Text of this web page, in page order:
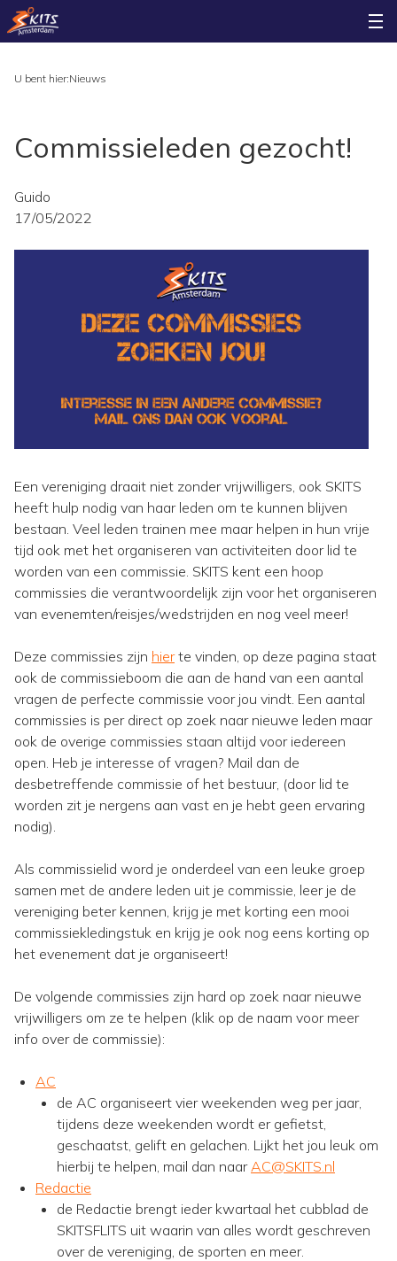
U bent hier:Nieuws
Commissieleden gezocht!
Guido
17/05/2022
Een vereniging draait niet zonder vrijwilligers, ook SKITS
heeft hulp nodig van haar leden om te kunnen blijven
bestaan. Veel leden trainen mee maar helpen in hun vrije
tijd ook met het organiseren van activiteiten door lid te
worden van een commissie. SKITS kent een hoop
commissies die verantwoordelijk zijn voor het organiseren
van evenemten/reisjes/wedstrijden en nog veel meer!
Deze commissies zijn hierte vinden, op deze pagina staat
ook de commissieboom die aan de hand van een aantal
vragen de perfecte commissie voor jou vindt. Een aantal
commissies is per direct op zoek naar nieuwe leden maar
ook de overige commissies staan altijd voor iedereen
open. Heb je interesse of vragen? Mail dan de
desbetreffende commissie of het bestuur, (door lid te
worden zit je nergens aan vast en je hebt geen ervaring
nodig).
Als commissielid word je onderdeel van een leuke groep
samen met de andere leden uit je commissie, leer je de
vereniging beter kennen, krijg je met korting een mooi
commissiekledingstuk en krijg je ook nog eens korting op
het evenement dat je organiseert!
De volgende commissies zijn hard op zoek naar nieuwe
vrijwilligers om ze te helpen (klik op de naam voor meer
info over de commissie):
AC
de AC organiseert vier weekenden weg per jaar,
tijdens deze weekenden wordt er gefietst,
geschaatst, gelift en gelachen. Lijkt het jou leuk om
hierbij te helpen, mail dan naarAC@SKITS.nl
Redactie
de Redactie brengt ieder kwartaal het cubblad de
SKITSFLITS uit waarin van alles wordt geschreven
over de vereniging, de sporten en meer.